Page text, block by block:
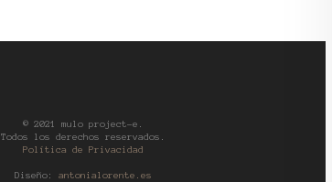
© 2021 mulo project-e.
Todos los derechos reservados.
Política de Privacidad
Diseño: antonialorente.es